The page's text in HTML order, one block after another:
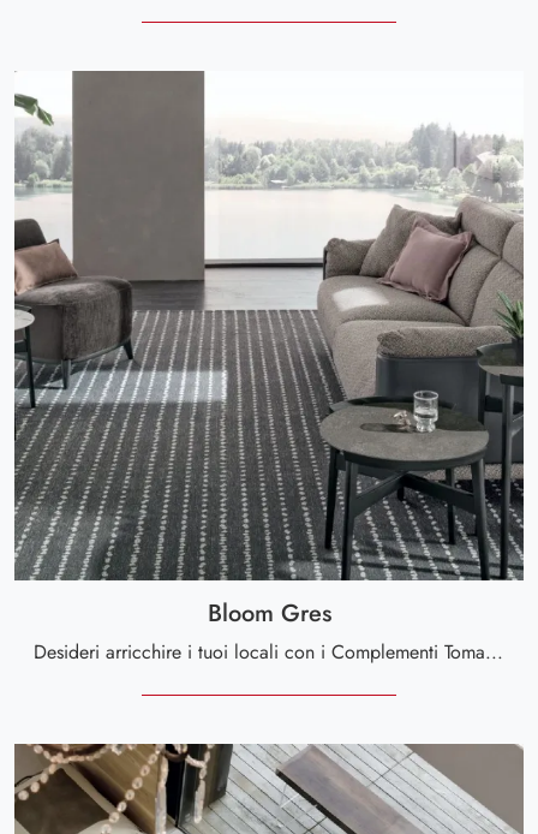
Bloom Gres
Desideri arricchire i tuoi locali con i Complementi Tomasella? Ti presentiamo diversi modelli di tavolini in gres come Bloom Gres.